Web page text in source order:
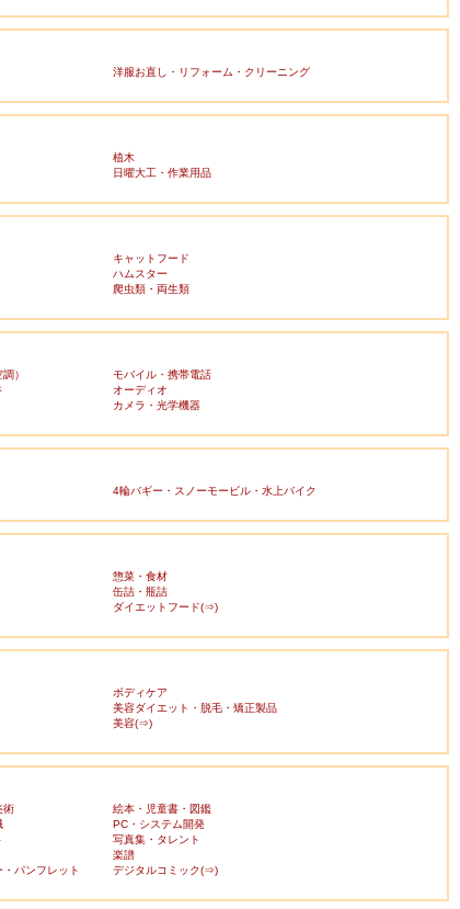
洋服お直し・リフォーム・クリーニング
植木
日曜大工・作業用品
キャットフード
ハムスター
爬虫類・両生類
）
モバイル・携帯電話
オーディオ
カメラ・光学機器
4輪バギー・スノーモービル・水上バイク
惣菜・食材
缶詰・瓶詰
ダイエットフード(⇒)
ボディケア
美容ダイエット・脱毛・矯正製品
美容(⇒)
術
絵本・児童書・図鑑
PC・システム開発
写真集・タレント
楽譜
パンフレット
デジタルコミック(⇒)